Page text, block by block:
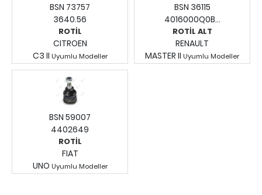
BSN 73757
3640.56
ROTİL
CITROEN
C3 II Uyumlu Modeller
Fiyatları Görmek İçin
Giriş Yapınız.
BSN 36115
4016000Q0B...
ROTİL ALT
RENAULT
MASTER II Uyumlu Modeller
BSN 59007
4402649
ROTİL
FIAT
UNO Uyumlu Modeller